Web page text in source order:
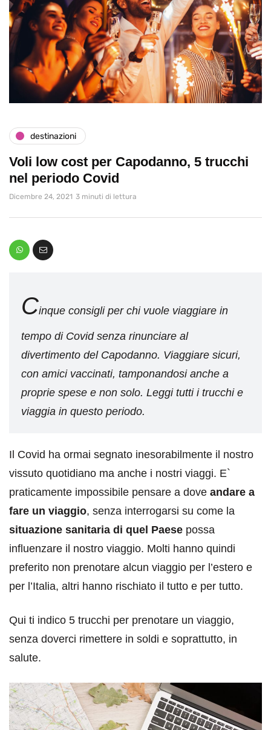
destinazioni
Voli low cost per Capodanno, 5 trucchi
nel periodo Covid
Dicembre 24, 2021 3 minuti di lettura
Cinque consigli per chi vuole viaggiare in
tempo di Covid senza rinunciare al
divertimento del Capodanno. Viaggiare sicuri,
con amici vaccinati, tamponandosi anche a
proprie spese e non solo. Leggi tutti i trucchi e
viaggia in questo periodo.
Il Covid ha ormai segnato inesorabilmente il nostro
vissuto quotidiano ma anche i nostri viaggi. E`
praticamente impossibile pensare a dove andare a
fare un viaggio, senza interrogarsi su come la
situazione sanitaria di quel Paese possa
influenzare il nostro viaggio. Molti hanno quindi
preferito non prenotare alcun viaggio per l’estero e
per l’Italia, altri hanno rischiato il tutto e per tutto.
Qui ti indico 5 trucchi per prenotare un viaggio,
senza doverci rimettere in soldi e soprattutto, in
salute.